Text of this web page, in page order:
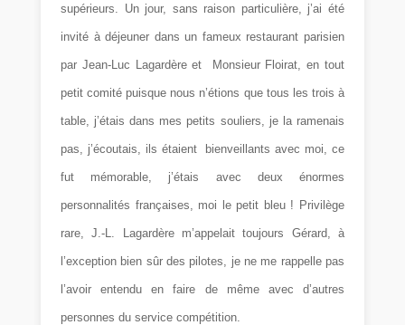
supérieurs. Un jour, sans raison particulière, j’ai été
invité à déjeuner dans un fameux restaurant parisien
par Jean-Luc Lagardère et Monsieur Floirat, en tout
petit comité puisque nous n’étions que tous les trois à
table, j’étais dans mes petits souliers, je la ramenais
pas, j’écoutais, ils étaient bienveillants avec moi, ce
fut mémorable, j’étais avec deux énormes
personnalités françaises, moi le petit bleu ! Privilège
rare, J.-L. Lagardère m’appelait toujours Gérard, à
l’exception bien sûr des pilotes, je ne me rappelle pas
l’avoir entendu en faire de même avec d’autres
personnes du service compétition.